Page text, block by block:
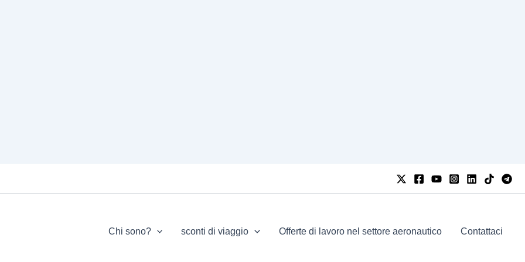
Chi sono? sconti di viaggio Offerte di lavoro nel settore aeronautico Contattaci